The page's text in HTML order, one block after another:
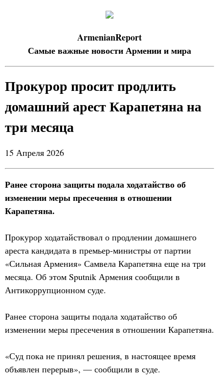
ArmenianReport
Самые важные новости Армении и мира
Прокурор просит продлить
домашний арест Карапетяна на
три месяца
15 Апреля 2026
Ранее сторона защиты подала ходатайство об
изменении меры пресечения в отношении
Карапетяна.
Прокурор ходатайствовал о продлении домашнего
ареста кандидата в премьер-министры от партии
«Сильная Армения» Самвела Карапетяна еще на три
месяца. Об этом Sputnik Армения сообщили в
Антикоррупционном суде.
Ранее сторона защиты подала ходатайство об
изменении меры пресечения в отношении Карапетяна.
«Суд пока не принял решения, в настоящее время
объявлен перерыв», — сообщили в суде.